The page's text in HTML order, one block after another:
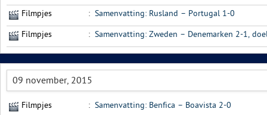
Filmpjes : Samenvatting: Rusland – Portugal 1-0
Filmpjes : Samenvatting: Zweden – Denemarken 2-1,
09 november, 2015
Filmpjes : Samenvatting: Benfica – Boavista 2-0